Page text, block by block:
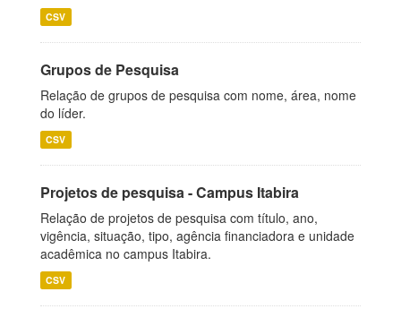
CSV
Grupos de Pesquisa
Relação de grupos de pesquisa com nome, área, nome
do líder.
CSV
Projetos de pesquisa - Campus Itabira
Relação de projetos de pesquisa com título, ano,
vigência, situação, tipo, agência financiadora e unidade
acadêmica no campus Itabira.
CSV